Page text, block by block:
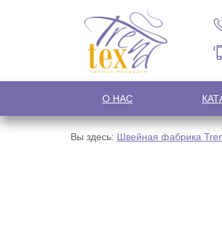
О НАС
Вы здесь: Швейная фабрика